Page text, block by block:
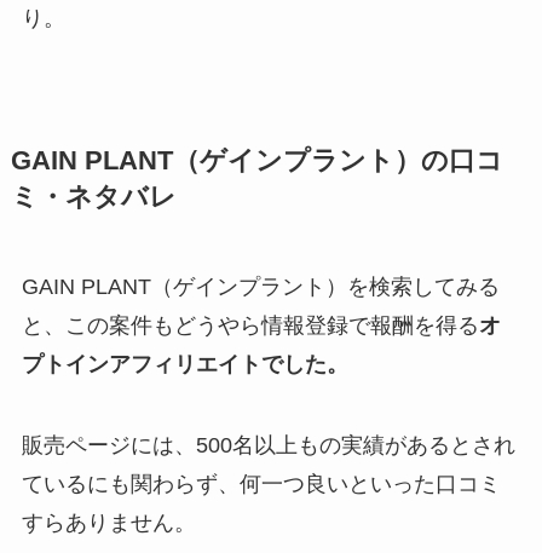
り。
GAIN PLANT（ゲインプラント）の口コ
ミ・ネタバレ
GAIN PLANT（ゲインプラント）を検索してみる
と、この案件もどうやら情報登録で報酬を得るオ
プトインアフィリエイトでした。
販売ページには、500名以上もの実績があるとされ
ているにも関わらず、何一つ良いといった口コミ
すらありません。